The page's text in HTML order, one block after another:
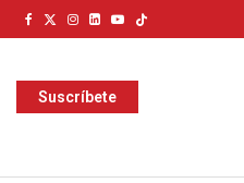
Suscríbete